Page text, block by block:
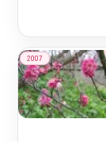
2007